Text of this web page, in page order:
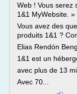
Web ! Vous serez
1&1 MyWebsite. »
Vous avez des
produits 1&1 ?
Elias Rendón
1&1 est un
avec plus de 13
Avec 70...